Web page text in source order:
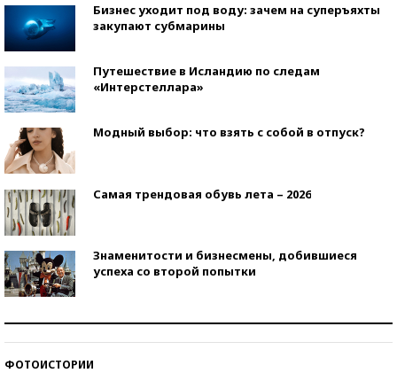
Бизнес уходит под воду: зачем на суперъяхты
закупают субмарины
Путешествие в Исландию по следам
«Интерстеллара»
Модный выбор: что взять с собой в отпуск?
Самая трендовая обувь лета – 2026
Знаменитости и бизнесмены, добившиеся
успеха со второй попытки
ФОТОИСТОРИИ